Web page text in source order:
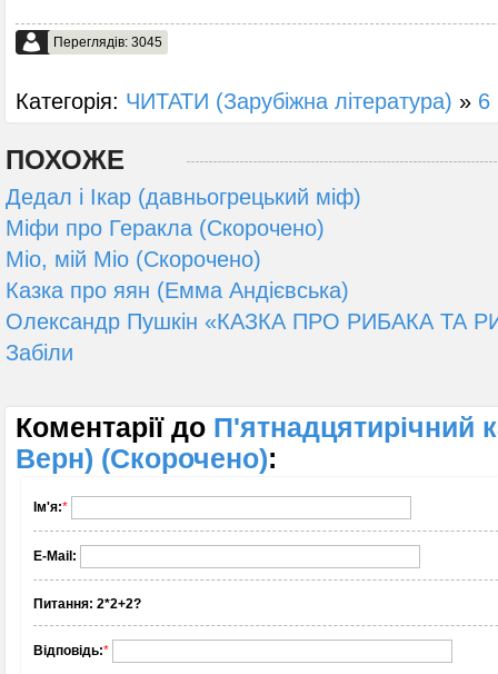
Переглядів: 3045
Категорія: ЧИТАТИ (Зарубіжна література) » 6
ПОХОЖЕ
Дедал і Ікар (давньогрецький міф)
Міфи про Геракла (Скорочено)
Міо, мій Міо (Скорочено)
Казка про яян (Емма Андієвська)
Олександр Пушкін «КАЗКА ПРО РИБАКА ТА
Забіли
Коментарії до П'ятнадцятирічний
Верн) (Скорочено):
Ім'я:*
E-Mail:
Питання: 2*2+2?
Відповідь:*